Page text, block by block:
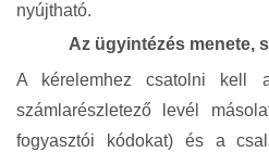
nyújtható.
Az ügyintézés menete,
A kérelemhez csatolni kell
számlarészletező levél
fogyasztói kódokat) és a